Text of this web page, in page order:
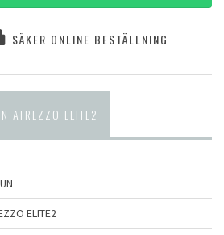
SÄKER ONLINE BESTÄLLNING
ATREZZO ELITE2
ELITE2